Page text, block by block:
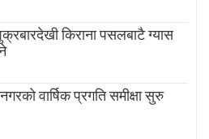
किराना पसलबाटै ग्यास
वार्षिक प्रगति समीक्षा सुरु